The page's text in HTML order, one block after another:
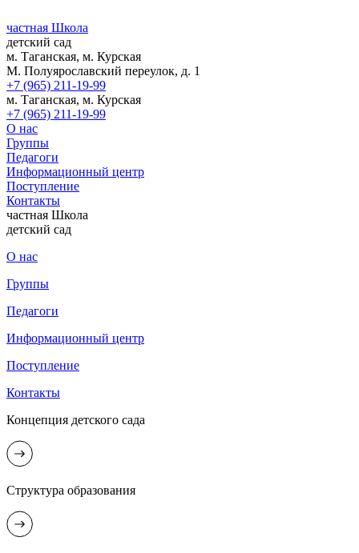
частная Школа
детский сад
м. Таганская, м. Курская
М. Полуярославский переулок, д. 1
+7 (965) 211-19-99
м. Таганская, м. Курская
+7 (965) 211-19-99
О нас
Группы
Педагоги
Информационный центр
Поступление
Контакты
частная Школа
детский сад
О нас
Группы
Педагоги
Информационный центр
Поступление
Контакты
Концепция детского сада
Структура образования